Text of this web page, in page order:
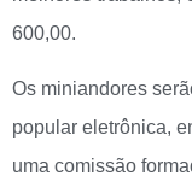
600,00.
Os miniandores
popular eletrônica,
uma comissão